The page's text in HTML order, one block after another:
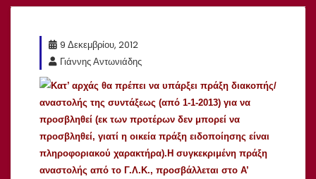
9 Δεκεμβρίου, 2012
Γιάννης Αντωνιάδης
Κατ’ αρχάς θα πρέπει να υπάρξει πράξη διακοπής/
αναστολής της συντάξεως (από 1-1-2013) για να
προσβληθεί (εκ των προτέρων δεν μπορεί να
προσβληθεί, γιατί η οικεία πράξη ειδοποίησης είναι
πληροφοριακού χαρακτήρα).Η συγκεκριμένη πράξη
αναστολής από το Γ.Λ.Κ., προσβάλλεται στο Α’